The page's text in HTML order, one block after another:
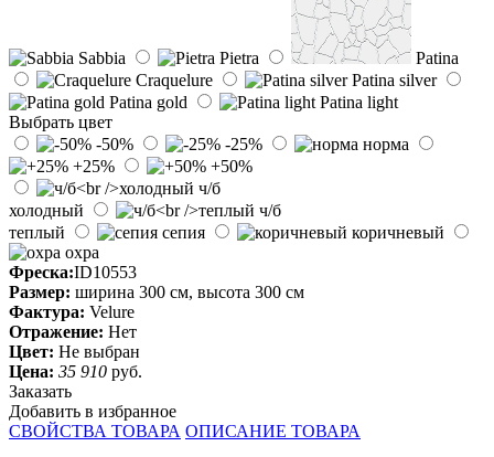
Sabbia Pietra
Patina
Craquelure
Patina silver
Patina gold
Patina light
Выбрать цвет
-50%
-25%
норма
+25%
+50%
ч/б
холодный
ч/б
теплый
сепия
коричневый
охра
Фреска:ID10553
Размер: ширина 300 см, высота 300 см
Фактура: Velure
Отражение: Нет
Цвет: Не выбран
Цена: 35 910 руб.
Заказать
Добавить в избранное
СВОЙСТВА ТОВАРА ОПИСАНИЕ ТОВАРА